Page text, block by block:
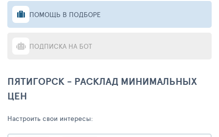
ПОМОЩЬ В ПОДБОРЕ
ПОДПИСКА НА БОТ
ПЯТИГОРСК - РАСКЛАД МИНИМАЛЬНЫХ
ЦЕН
Настроить свои интересы: